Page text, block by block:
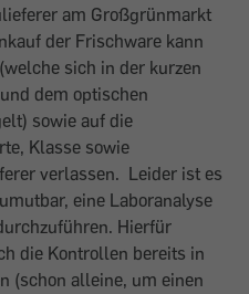
am Großgrünmarkt
der Frischware kann
sich in der kurzen
dem optischen
sowie auf die
Klasse sowie
verlassen. Leider ist es
eine Laboranalyse
Hierfür
die Kontrollen bereits in
(schon alleine, um einen